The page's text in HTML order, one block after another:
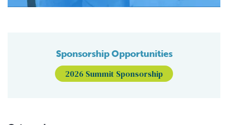
Sponsorship Opportunities
2026 Summit Sponsorship